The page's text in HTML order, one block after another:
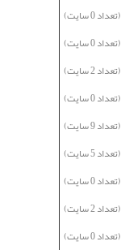
(تعداد 0 سایت)
(تعداد 0 سایت)
(تعداد 2 سایت)
(تعداد 0 سایت)
(تعداد 9 سایت)
(تعداد 5 سایت)
(تعداد 0 سایت)
(تعداد 2 سایت)
(تعداد 0 سایت)